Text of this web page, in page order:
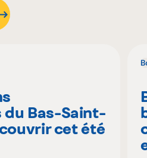
Bas-Saint-
cet été